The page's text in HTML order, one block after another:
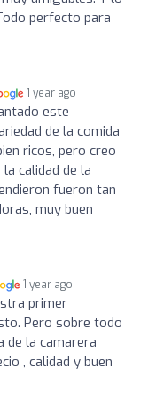
perfecto para
1 year ago
este
de la comida
ricos, pero creo
calidad de la
fueron tan
muy buen
1 year ago
primer
Pero sobre todo
de la camarera
, calidad y buen